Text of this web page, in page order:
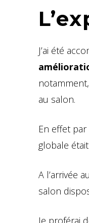
J’ai été
au salon.
En effet
globale
A l’arrivée
salon
Je proférai